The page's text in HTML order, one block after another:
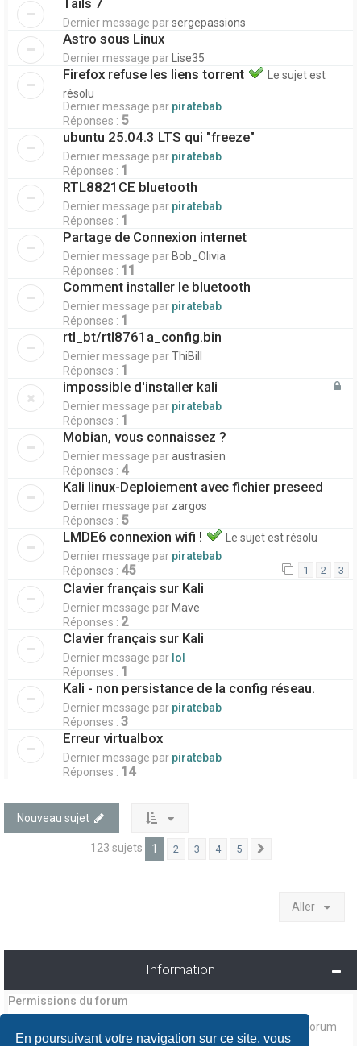
En poursuivant votre navigation sur ce site, vous
Tails 7
Dernier message parsergepassions
Astro sous Linux
Dernier message par Lise35
Firefox refuse les liens torrent
Le sujet est
résolu
Dernier message par piratebab
Réponses : 5
ubuntu 25.04.3 LTS qui "freeze"
Dernier message par piratebab
Réponses : 1
RTL8821CE bluetooth
Dernier message par piratebab
Réponses : 1
Partage de Connexion internet
Dernier message par Bob_Olivia
Réponses : 11
Comment installer le bluetooth
Dernier message par piratebab
Réponses : 1
rtl_bt/rtl8761a_config.bin
Dernier message parThiBill
Réponses : 1
impossible d'installer kali
Dernier message par piratebab
Réponses : 1
Mobian, vous connaissez ?
Dernier message paraustrasien
Réponses : 4
Kali linux-Deploiement avec fichier preseed
Dernier message par zargos
Réponses : 5
LMDE6 connexion wifi !
Le sujet est résolu
Dernier message par piratebab
Réponses : 45 1 2 3
Clavier français sur Kali
Dernier message par Mave
Réponses : 2
Clavier français sur Kali
Dernier message par lol
Réponses : 1
Kali - non persistance de la config réseau.
Dernier message par piratebab
Réponses : 3
Erreur virtualbox
Dernier message par piratebab
Réponses : 14
Nouveau sujet
123 sujets 1 2 3 4 5
Aller
Information
Permissions du forum
publier de nouveaux sujets dans ce forum
Vous ne pouvez pasrépondre aux sujets dans ce forum